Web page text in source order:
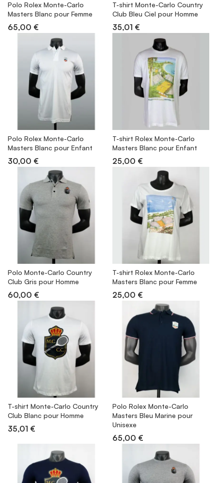
Polo Rolex Monte-Carlo
Masters Blanc pour Femme
65,00 €
T-shirt Monte-Carlo Country
Club Bleu Ciel pour Homme
35,01 €
Polo Rolex Monte-Carlo
Masters Blanc pour Enfant
30,00 €
T-shirt Rolex Monte-Carlo
Masters Blanc pour Enfant
25,00 €
Polo Monte-Carlo Country
Club Gris pour Homme
60,00 €
T-shirt Rolex Monte-Carlo
Masters Blanc pour Femme
25,00 €
T-shirt Monte-Carlo Country
Club Blanc pour Homme
35,01 €
Polo Rolex Monte-Carlo
Masters Bleu Marine pour
Unisexe
65,00 €